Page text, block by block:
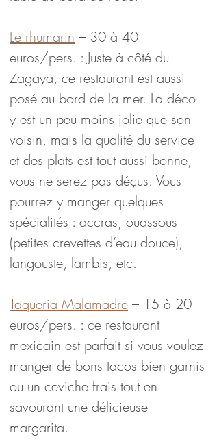
Le rhumarin – 30 à 40
euros/pers. : Juste à côté du
Zagaya, ce restaurant est aussi
posé au bord de la mer. La déco
y est un peu moins jolie que son
voisin, mais la qualité du service
et des plats est tout aussi bonne,
vous ne serez pas déçus. Vous
pourrez y manger quelques
spécialités : accras, ouassous
(petites crevettes d’eau douce),
langouste, lambis, etc.
Taqueria Malamadre – 15 à 20
euros/pers. : ce restaurant
mexicain est parfait si vous voulez
manger de bons tacos bien garnis
ou un ceviche frais tout en
savourant une délicieuse
margarita.